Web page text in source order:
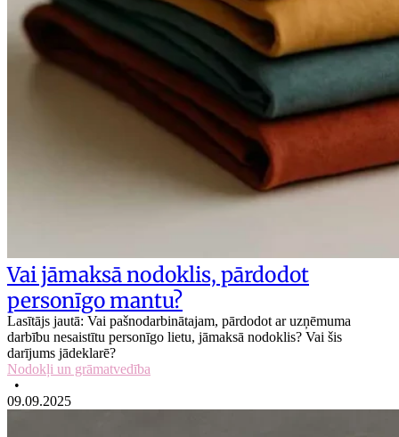
Vai jāmaksā nodoklis, pārdodot
personīgo mantu?
Lasītājs jautā: Vai pašnodarbinātajam, pārdodot ar uzņēmuma
darbību nesaistītu personīgo lietu, jāmaksā nodoklis? Vai šis
darījums jādeklarē?
Nodokļi un grāmatvedība
•
09.09.2025